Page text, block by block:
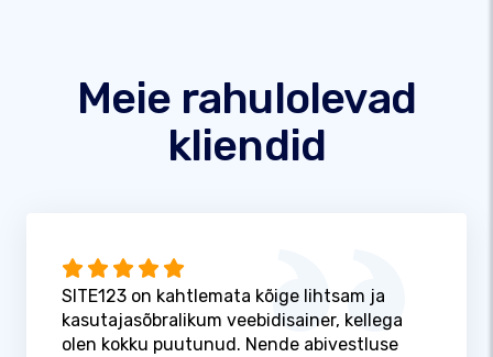
Meie rahulolevad
kliendid
SITE123 on kahtlemata kõige lihtsam ja
kasutajasõbralikum veebidisainer, kellega
olen kokku puutunud. Nende abivestluse